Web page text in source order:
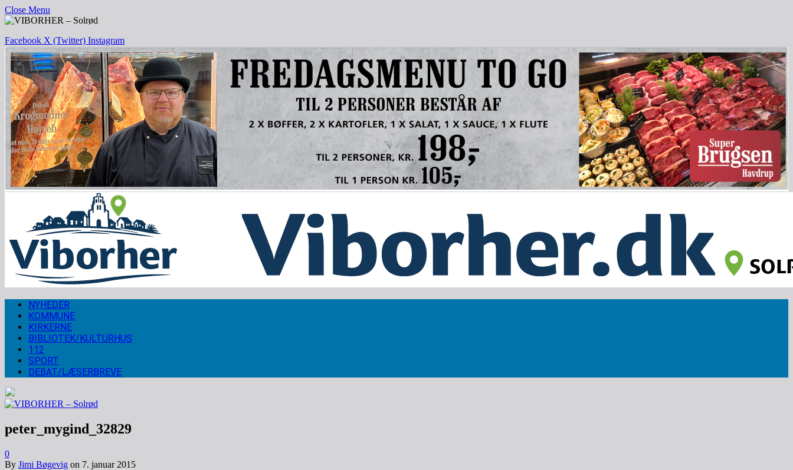
Close Menu
Facebook X (Twitter) Instagram
NYHEDER
KOMMUNE
KIRKERNE
BIBLIOTEK/KULTURHUS
112
SPORT
DEBAT/LÆSERBREVE
peter_mygind_32829
0
By Jimi Bøgevig on 7. januar 2015